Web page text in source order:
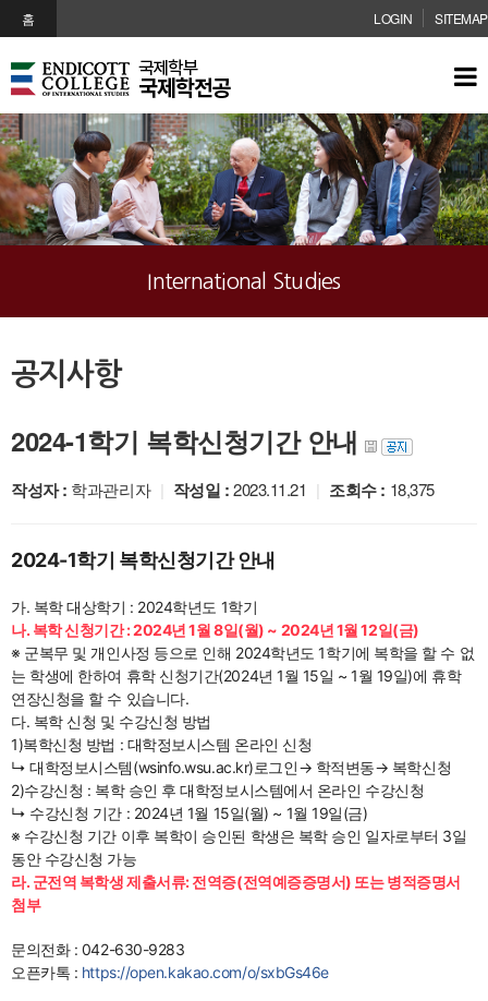
홈 LOGIN SITEMAP
International Studies
공지사항
2024-1학기 복학신청기간 안내
작성자 : 학과관리자 작성일 :2023.11.21 조회수 : 18,375
2024-1학기 복학신청기간 안내
가. 복학 대상학기 : 2024학년도 1학기
나. 복학 신청기간 : 2024년 1월 8일(월) ~ 2024년 1월 12일(금)
※ 군복무 및 개인사정 등으로 인해 2024학년도 1학기에 복학을 할 수 없
는 학생에 한하여 휴학 신청기간(2024년 1월 15일 ~ 1월 19일)에 휴학
연장신청을 할 수 있습니다.
다. 복학 신청 및 수강신청 방법
1)복학신청 방법 : 대학정보시스템 온라인 신청
↳ 대학정보시스템(wsinfo.wsu.ac.kr)로그인→ 학적변동→ 복학신청
2)수강신청 : 복학 승인 후 대학정보시스템에서 온라인 수강신청
↳ 수강신청 기간 : 2024년 1월 15일(월) ~ 1월 19일(금)
※ 수강신청 기간 이후 복학이 승인된 학생은 복학 승인 일자로부터 3일
동안 수강신청 가능
라. 군전역 복학생 제출서류: 전역증(전역예증증명서) 또는 병적증명서
첨부
문의전화 : 042-630-9283
오픈카톡 : https://open.kakao.com/o/sxbGs46e